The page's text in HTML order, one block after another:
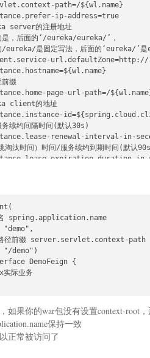
path=/${wl.name}
ip-address=true
server的注册地址
是，后面的‘/eureka/eureka/’，
/eureka/是固定写法，后面的‘eureka/’
url.defaultZone=http://
缀
page-url-path=/
client的地址
续约间隔时间(默认30s)
renewal-interval-in-
淘汰时间）时间/服务续约到期时间(默认
expiration-duration-in-
spring.application.name
"demo",
径前缀 server.servlet.context-path
"/demo")
DemoFeign {
际业务
如果你的war包没有设置context-root
保持一致
正常被访问了